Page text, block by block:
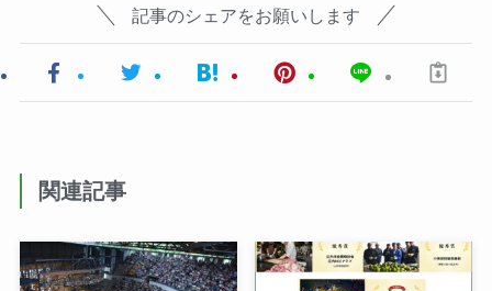
記事のシェアをお願いします
関連記事